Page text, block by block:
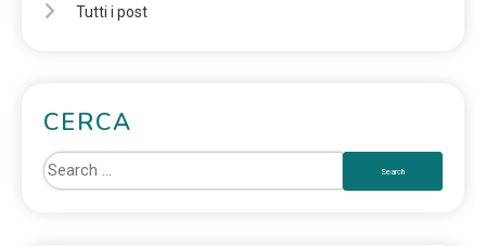
Tutti i post
CERCA